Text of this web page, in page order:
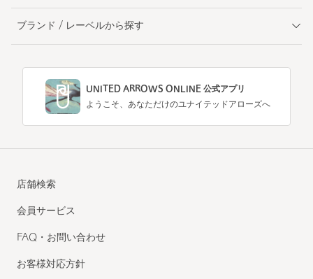
ブランド / レーベルから探す
UNITED ARROWS ONLINE 公式アプリ
ようこそ、あなただけのユナイテッドアローズへ
店舗検索
会員サービス
FAQ・お問い合わせ
お客様対応方針